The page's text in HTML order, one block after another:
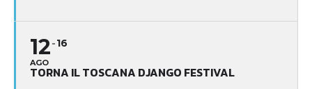
12
AGO
16
TORNA IL TOSCANA DJANGO FESTIVAL